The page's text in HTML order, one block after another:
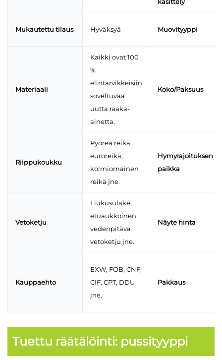
Mukautettu tilaus Hyväksyä Muovityyppi
Materiaali
Kaikki ovat 100
%
elintarvikkeisiin
soveltuvaa
uutta raaka-
ainetta.
Koko/Paksuus
Riippukoukku
Pyöreä reikä,
euroreikä,
kolmiomainen
reikä jne.
Hymyrajoituksen
paikka
Vetoketju
Liukusulake,
etuaukkoinen,
vedenpitävä
vetoketju jne.
Näyte hinta
Kauppaehto
EXW, FOB, CNF,
CIF, CPT, DDU
jne.
Pakkaus
Tuettu räätälöinti: pussityyppi